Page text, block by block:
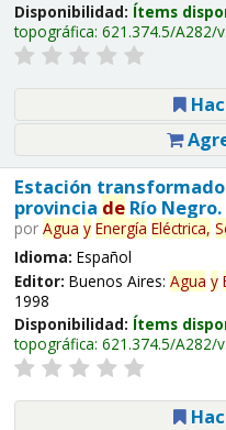
Disponibilidad: Ítems
topográfica: 621.374.5/A282/
Estación
provincia deRío Negro.
por Agua y Energía Eléctrica,
Idioma: Español
Editor: Buenos Aires: Agua y
1998
Disponibilidad: Ítems
topográfica: 621.374.5/A282/